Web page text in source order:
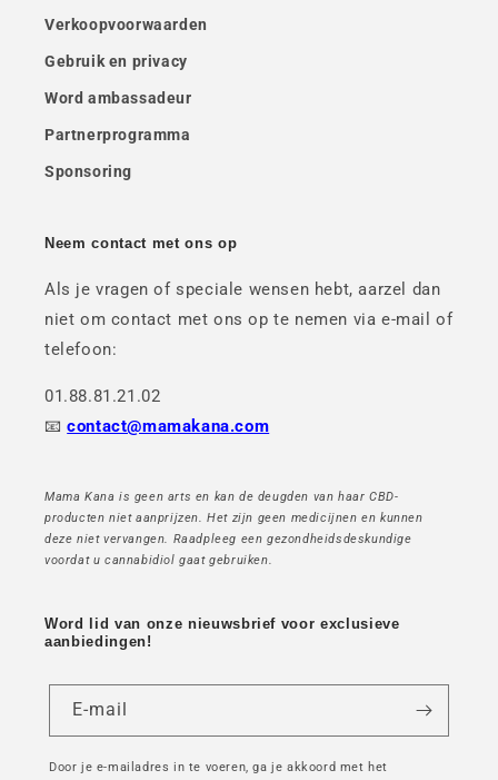
Verkoopvoorwaarden
Gebruik en privacy
Word ambassadeur
Partnerprogramma
Sponsoring
Neem contact met ons op
Als je vragen of speciale wensen hebt, aarzel dan
niet om contact met ons op te nemen via e-mail of
telefoon:
01.88.81.21.02
📧contact@mamakana.com
Mama Kana is geen arts en kan de deugden van haar CBD-
producten niet aanprijzen. Het zijn geen medicijnen en kunnen
deze niet vervangen. Raadpleeg een gezondheidsdeskundige
voordat u cannabidiol gaat gebruiken.
Word lid van onze nieuwsbrief voor exclusieve
aanbiedingen!
E-mail
Door je e-mailadres in te voeren, ga je akkoord met het